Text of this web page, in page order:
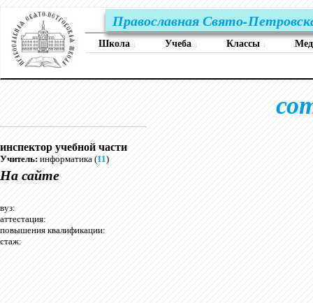
Православная Свято-
Школа ↓ Учеба ↓ Классы ↓
инспектор учебной части
Учитель:информатика (11)
На сайте
вуз:
аттестация:
повышения квалификации:
стаж: